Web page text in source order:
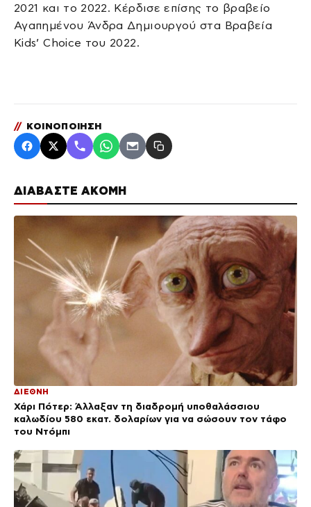
ΔΙΑΒΑΣΤΕ ΑΚΟΜΗ
ΔΙΕΘΝΗ
Χάρι Πότερ: Άλλαξαν τη διαδρομή υποθαλάσσιου
καλωδίου 580 εκατ. δολαρίων για να σώσουν τον τάφο
του Ντόμπι
2021 και το 2022. Κέρδισε επίσης το βραβείο
Αγαπημένου Άνδρα Δημιουργού στα Βραβεία
Kids’ Choice του 2022.
// ΚΟΙΝΟΠΟΙΗΣΗ